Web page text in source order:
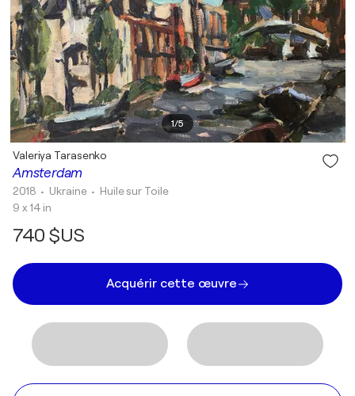
1/5
Amsterdam
Valeriya Tarasenko
2018 • Ukraine • Huile sur Toile
9 x 14 in
740 $US
Acquérir cette œuvre